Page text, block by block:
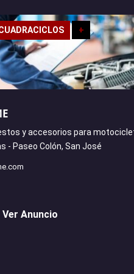
+
y accesorios para
- Paseo Colón, San José
Ver Anuncio